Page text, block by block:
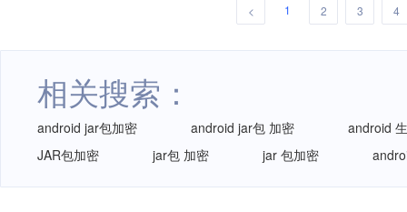
< 1 2 3 4
相关搜索：
android jar包加密 android jar包 加密
android
JAR包加密
jar包 加密 jar 包加密